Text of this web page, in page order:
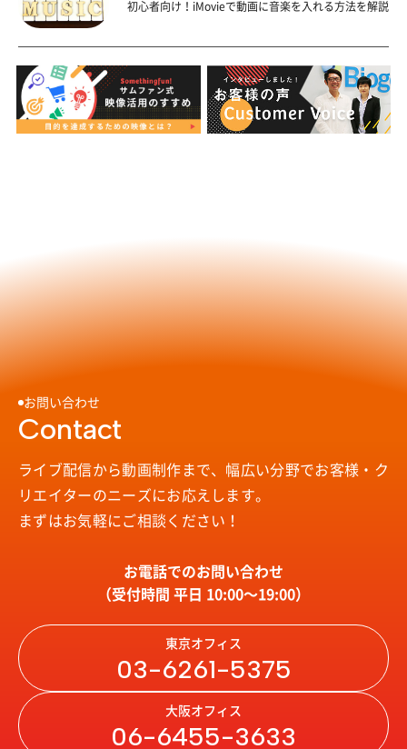
初心者向け！iMovieで動画に音楽を入れる方法を解説
お問い合わせ
Contact
ライブ配信から動画制作まで、幅広い分野でお客様・ク
リエイターのニーズにお応えします。
まずはお気軽にご相談ください！
お電話でのお問い合わせ
（受付時間 平日 10:00〜19:00）
東京オフィス
03-6261-5375
大阪オフィス
06-6455-3633